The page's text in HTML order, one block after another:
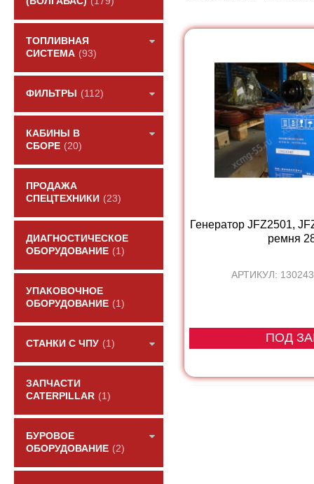
ТОПЛИВНАЯ
СИСТЕМА (93)
ФИЛЬТРЫ (112)
КАБИНЫ В
СБОРЕ (20)
ПРОДАЖА
СПЕЦТЕХНИКИ (23)
ДИАГНОСТИЧЕСКОЕ
ОБОРУДОВАНИЕ (1)
УПАКОВОЧНОЕ
ОБОРУДОВАНИЕ (1)
СТАНКИ С ЧПУ (1)
ЗАПЧАСТИ
CATERPILLAR (1)
БУРОВОЕ
ОБОРУДОВАНИЕ (2)
Генератор JFZ2501,
ремня
АРТИКУЛ:
ПОД